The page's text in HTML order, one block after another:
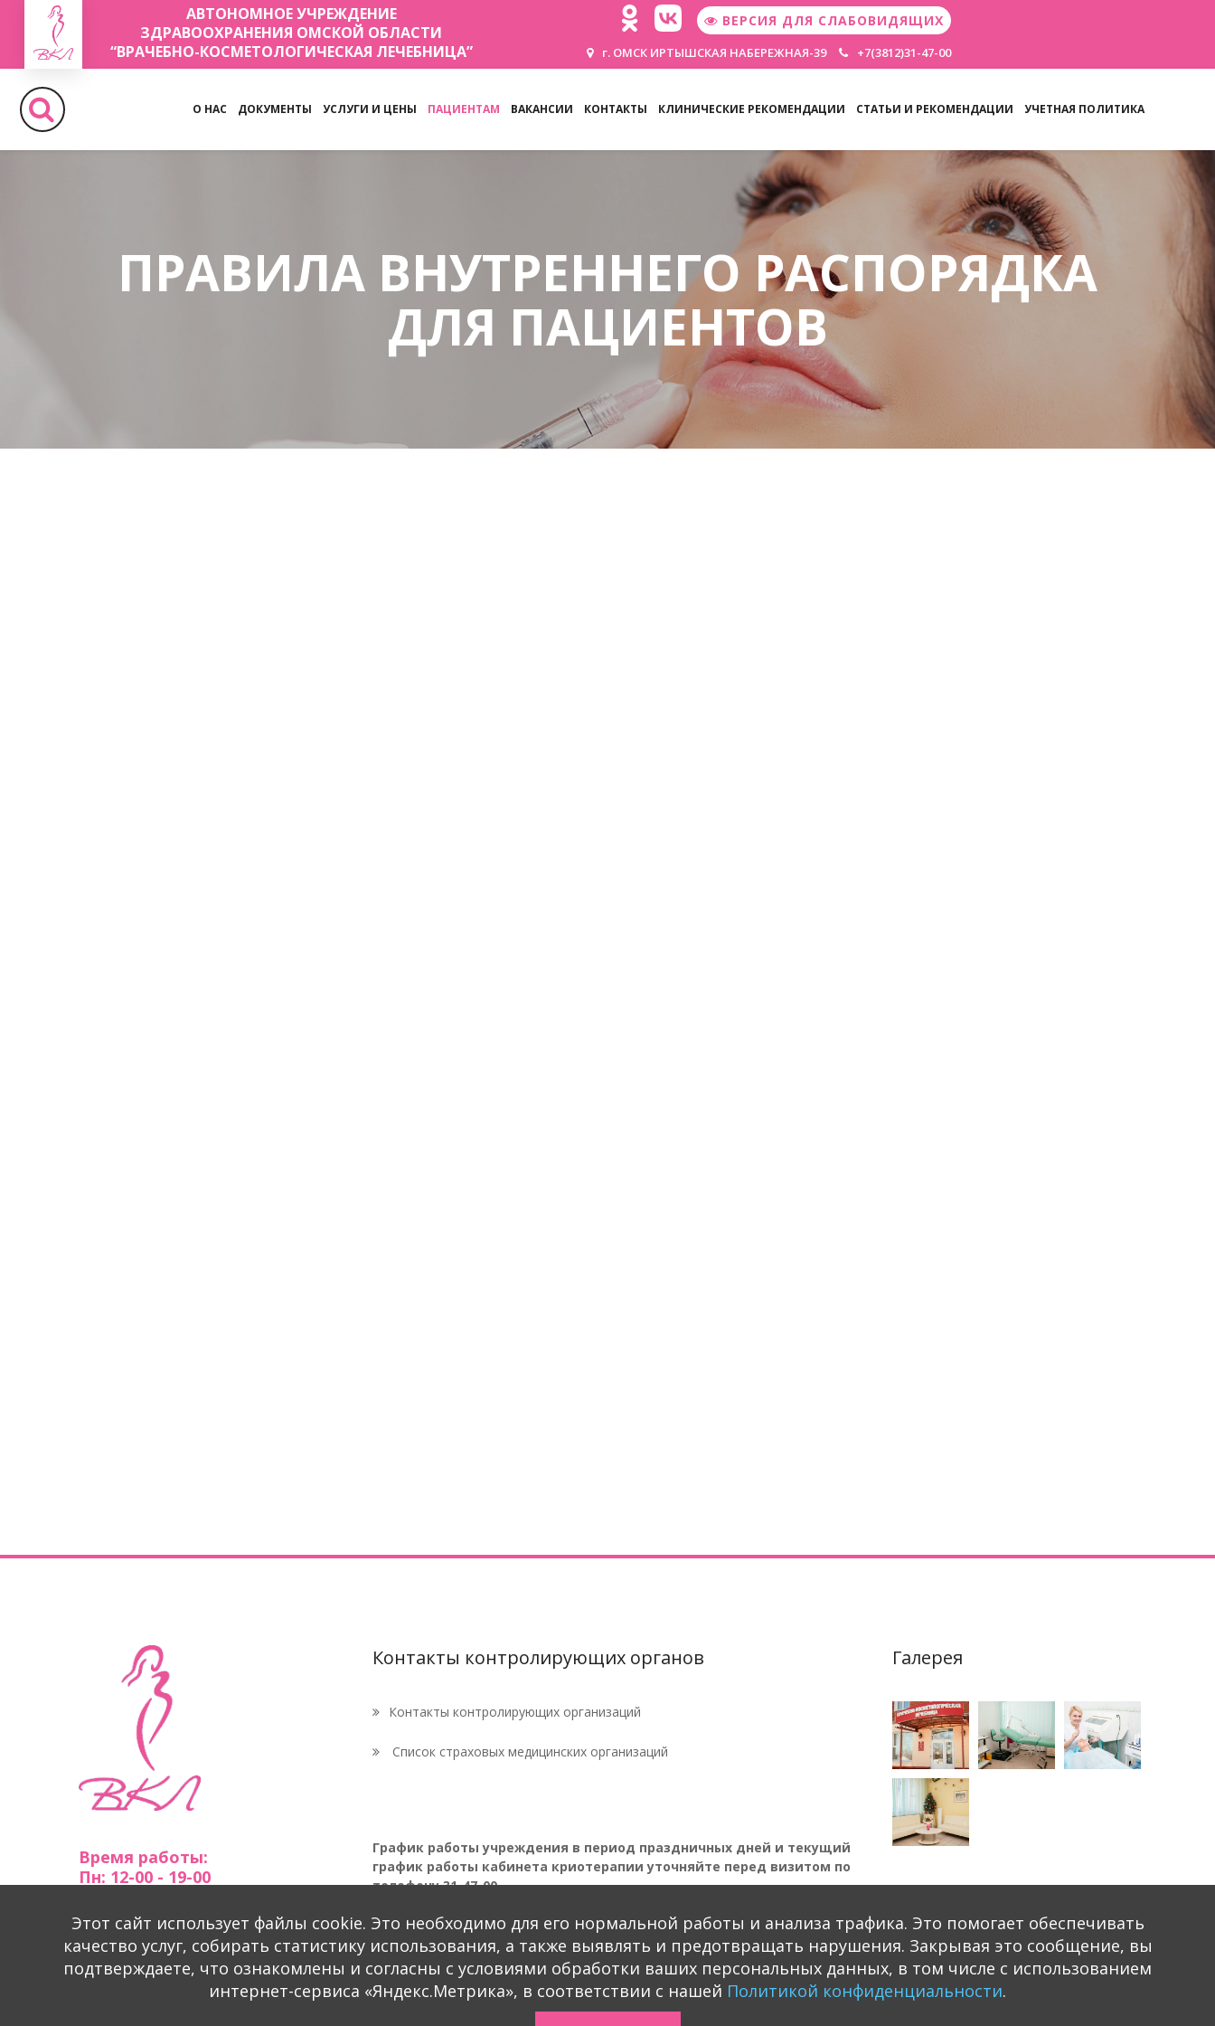
АВТОНОМНОЕ УЧРЕЖДЕНИЕ
ЗДРАВООХРАНЕНИЯ ОМСКОЙ ОБЛАСТИ
“ВРАЧЕБНО-КОСМЕТОЛОГИЧЕСКАЯ ЛЕЧЕБНИЦА”
ВЕРСИЯ ДЛЯ СЛАБОВИДЯЩИХ
г. ОМСК ИРТЫШСКАЯ НАБЕРЕЖНАЯ-39 +7(3812)31-47-00
О НАС ДОКУМЕНТЫ УСЛУГИ И ЦЕНЫ ПАЦИЕНТАМ ВАКАНСИИ КОНТАКТЫ КЛИНИЧЕСКИЕ РЕКОМЕНДАЦИИ СТАТЬИ И РЕКОМЕНДАЦИИ УЧЕТНАЯ ПОЛИТИКА
ПРАВИЛА ВНУТРЕННЕГО РАСПОРЯДКА
ДЛЯ ПАЦИЕНТОВ
Время работы:
Пн: 12-00 - 19-00
Сб: 9-00 - 16-00
Контакты контролирующих органов
Контакты контролирующих организаций
Список страховых медицинских организаций
График работы учреждения в период праздничных дней и текущий
график работы кабинета криотерапии уточняйте перед визитом по
телефону 31-47-00
Галерея
Этот сайт использует файлы cookie. Это необходимо для его нормальной работы и анализа трафика. Это помогает обеспечивать
качество услуг, собирать статистику использования, а также выявлять и предотвращать нарушения. Закрывая это сообщение, вы
подтверждаете, что ознакомлены и согласны с условиями обработки ваших персональных данных, в том числе с использованием
интернет-сервиса «Яндекс.Метрика», в соответствии с нашей Политикой конфиденциальности.